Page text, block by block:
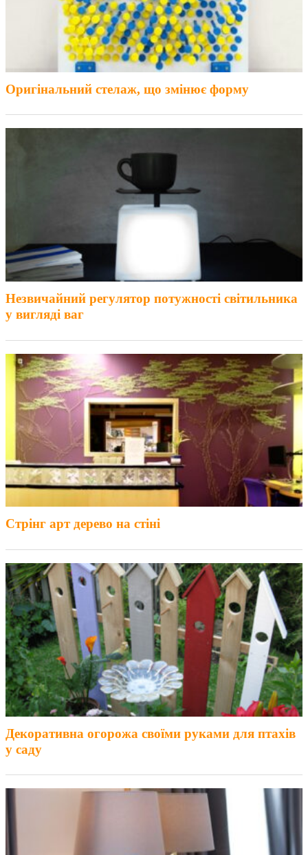
Оригінальний стелаж, що змінює форму
Незвичайний регулятор потужності світильника
у вигляді ваг
Стрінг арт дерево на стіні
Декоративна огорожа своїми руками для птахів
у саду